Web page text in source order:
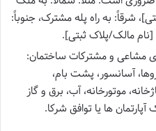
شرقاً: به راه پله مشترک، جنوباً:
[نام مالک/پلاک ثبتی].
مشاعی و مشترکات ساختمان:
آسانسور، پشت بام،
موتورخانه، آب، برق و گاز
ها یا توافق شرکا.